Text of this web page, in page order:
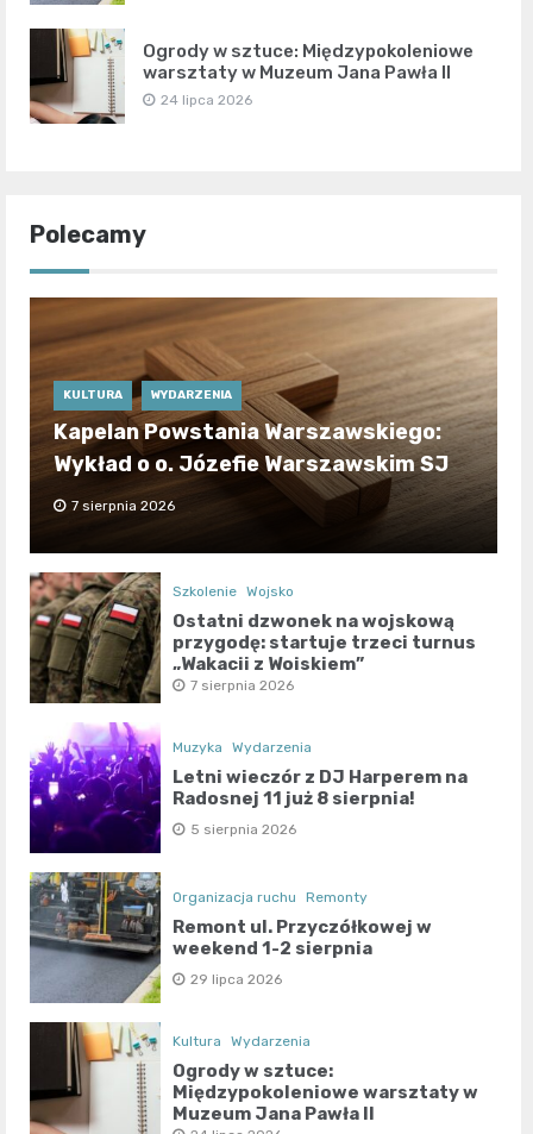
Ogrody w sztuce: Międzypokoleniowe
warsztaty w Muzeum Jana Pawła II
24 lipca 2026
Polecamy
KULTURA WYDARZENIA
Kapelan Powstania Warszawskiego:
Wykład o o. Józefie Warszawskim SJ
7 sierpnia 2026
Szkolenie Wojsko
Ostatni dzwonek na wojskową
przygodę: startuje trzeci turnus
„Wakacji z Wojskiem”
7 sierpnia 2026
Muzyka Wydarzenia
Letni wieczór z DJ Harperem na
Radosnej 11 już 8 sierpnia!
5 sierpnia 2026
Organizacja ruchu Remonty
Remont ul. Przyczółkowej w
weekend 1-2 sierpnia
29 lipca 2026
Kultura Wydarzenia
Ogrody w sztuce:
Międzypokoleniowe warsztaty w
Muzeum Jana Pawła II